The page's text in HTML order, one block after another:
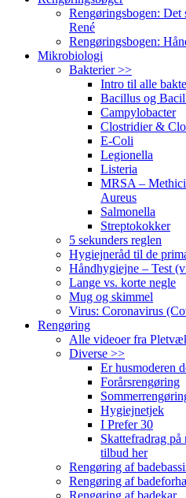
Rengøringsbogen: Det
René
Rengøringsbogen:
Mikrobiologi
Bakterier >>
Intro til alle
Bacillus og
Campylobacter
Clostridier &
E-Coli
Legionella
Listeria
MRSA –
Aureus
Salmonella
Streptokokker
5 sekunders reglen
Hygiejneråd til de
Håndhygiejne – Test
Lange vs. korte negle
Mug og skimmel
Virus: Coronavirus
Rengøring
Alle videoer fra
Diverse >>
Er husmoderen
Forårsrengøring
Hygiejnetjek
I Prefer 30
Skattefradrag
tilbud her
Rengøring af
Rengøring af
Rengøring af badekar